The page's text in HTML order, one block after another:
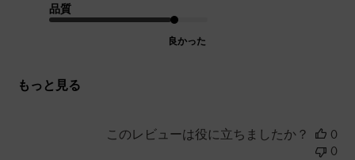
品質
良かった
もっと見る
このレビューは役に立ちましたか？
0
0